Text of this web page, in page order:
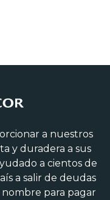
a nuestros
y duradera a sus
a cientos de
a salir de deudas
para pagar